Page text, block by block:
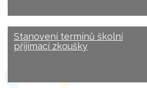
Stanovení termínů školní
přijímací zkoušky